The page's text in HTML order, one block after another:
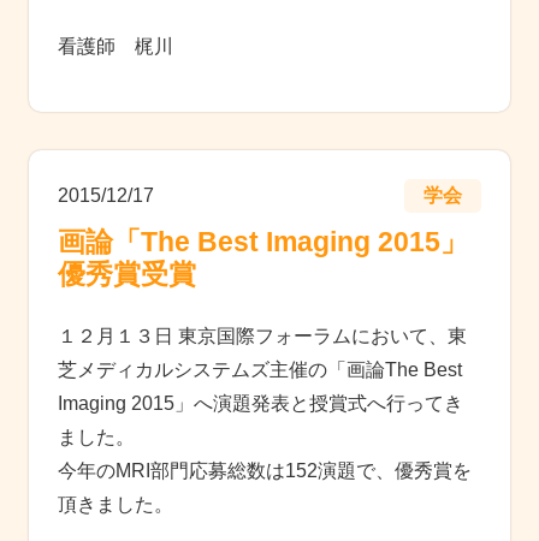
看護師 梶川
学会
2015/12/17
画論「The Best Imaging 2015」
優秀賞受賞
１２月１３日 東京国際フォーラムにおいて、東
芝メディカルシステムズ主催の「画論The Best
Imaging 2015」へ演題発表と授賞式へ行ってき
ました。
今年のMRI部門応募総数は152演題で、優秀賞を
頂きました。